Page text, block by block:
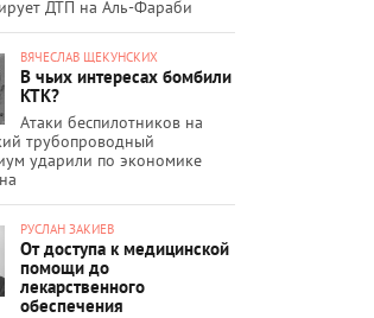
ДТП на Аль-Фараби
ВЯЧЕСЛАВ ЩЕКУНСКИХ
В чьих интересах бомбили
КТК?
Атаки беспилотников на
трубопроводный
ударили по экономике
РУСЛАН ЗАКИЕВ
От доступа к медицинской
помощи до
лекарственного
обеспечения